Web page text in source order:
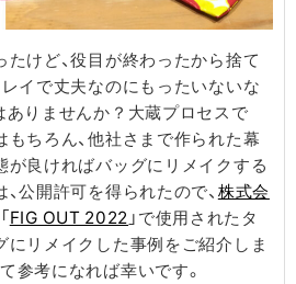
たけど、役目が終わったから捨て
レイで丈夫なのにもったいないな
ありませんか？大蔵プロセスで
もちろん、他社さまで作られた幕
が良ければバッグにリメイクする
公開許可を得られたので、株式会
FIG OUT 2022 」で使⽤されたタ
にリメイクした事例をご紹介しま
参考になれば幸いです。